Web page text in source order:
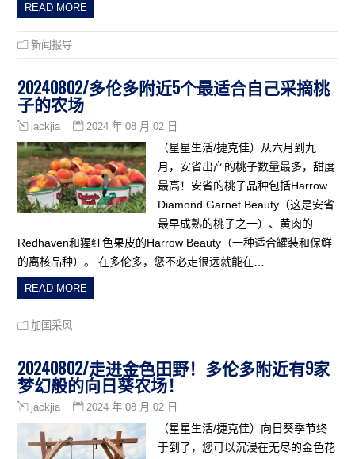
READ MORE
新闻报导
20240802/多伦多附近5个最适合自己采摘桃
子的农场
jackjia 2024 年 08 月 02 日
（星星生活/捷克佳）从六月到九
月，安省出产的桃子数量最多，甜度
最高！安省的桃子品种包括Harrow
Diamond Garnet Beauty（这是安省
最早成熟的桃子之一）、黄肉的
Redhaven和猩红色果皮的Harrow Beauty（一种适合罐装和保鲜
的离核品种）。 在多伦多，您不必走很远就能在…
READ MORE
加国采风
20240802/走进金色田野！多伦多附近有9家
梦幻般的向日葵农场！
jackjia 2024 年 08 月 02 日
（星星生活/捷克佳）向日葵季节终
于到了，您可以沉浸在无尽的金色花